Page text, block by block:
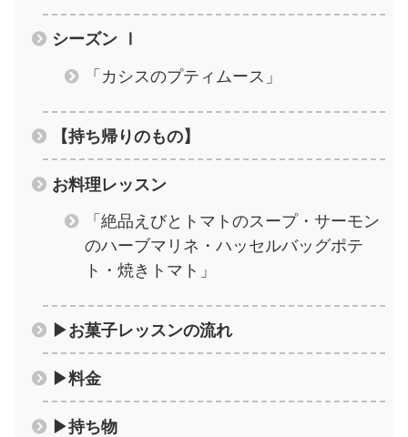
シーズン Ⅰ
「カシスのプティムース」
【持ち帰りのもの】
お料理レッスン
「絶品えびとトマトのスープ・サーモン
のハーブマリネ・ハッセルバッグポテ
ト・焼きトマト」
▶お菓子レッスンの流れ
▶料金
▶持ち物